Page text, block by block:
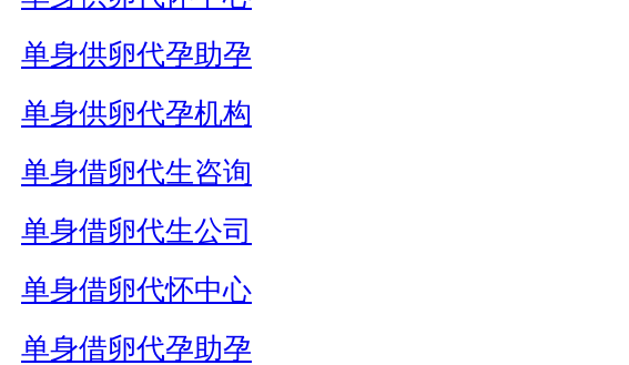
单身供卵代孕助孕
单身供卵代孕机构
单身借卵代生咨询
单身借卵代生公司
单身借卵代怀中心
单身借卵代孕助孕